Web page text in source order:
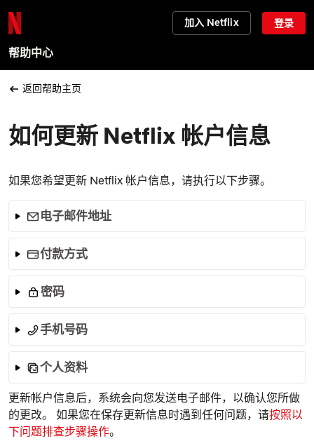
加入 Netflix 登录
帮助中心
返回帮助主页
如何更新 Netflix 帐户信息
如果您希望更新 Netflix 帐户信息，请执行以下步骤。
电子邮件地址
付款方式
密码
手机号码
个人资料
更新帐户信息后，系统会向您发送电子邮件，以确认您所做
的更改。 如果您在保存更新信息时遇到任何问题，请按照以
下问题排查步骤操作。